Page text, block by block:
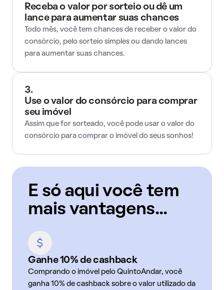
Receba o valor por sorteio ou dê um
lance para aumentar suas chances
Todo mês, você tem chances de receber o valor do
consórcio, pelo sorteio simples ou dando lances
para aumentar suas chances.
3.
Use o valor do consórcio para comprar
seu imóvel
Assim que for sorteado, você pode usar o valor do
consórcio para comprar o imóvel do seus sonhos!
E só aqui você tem
mais vantagens...
Ganhe 10% de cashback
Comprando o imóvel pelo QuintoAndar, você
ganha 10% de cashback sobre o valor utilizado da